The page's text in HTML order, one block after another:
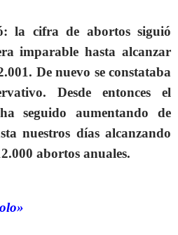
la cifra de abortos siguió
imparable hasta alcanzar
De nuevo se constataba
Desde entonces el
seguido aumentando de
nuestros días alcanzando
abortos anuales.